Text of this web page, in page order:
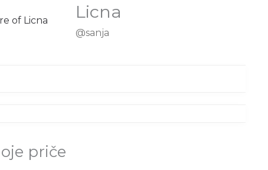
Licna
@sanja
priče